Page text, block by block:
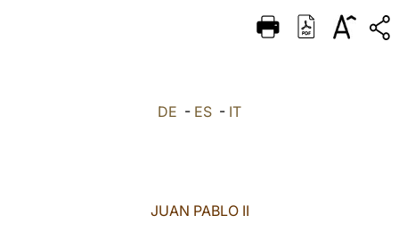
DEUTSCH
DE - ES - IT
JUAN PABLO II